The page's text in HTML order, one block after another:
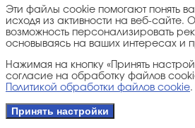
Эти файлы cookie помогают понять
исходя из активности на веб-сайте.
возможность персонализировать
основываясь на ваших интересах и
Нажимая на кнопку «Принять
согласие на обработку файлов
Политикой обработки файлов cookie.
Принять настройки